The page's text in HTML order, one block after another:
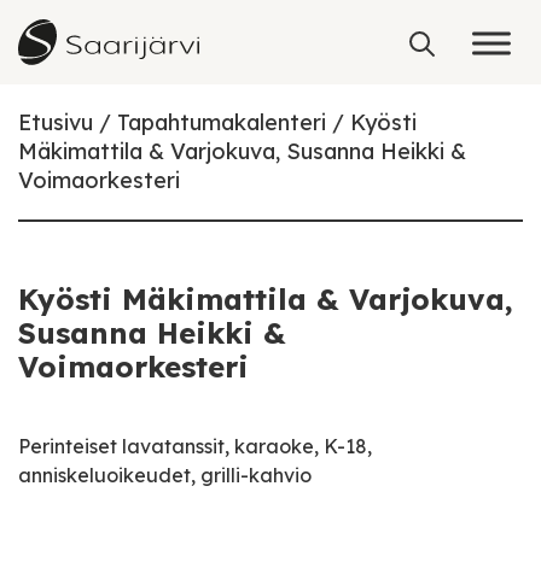
Skip to content
Etusivu Tapahtumakalenteri
Kyösti
Mäkimattila & Varjokuva, Susanna Heikki &
Voimaorkesteri
Kyösti Mäkimattila & Varjokuva,
Susanna Heikki &
Voimaorkesteri
Perinteiset lavatanssit, karaoke, K-18,
anniskeluoikeudet, grilli-kahvio